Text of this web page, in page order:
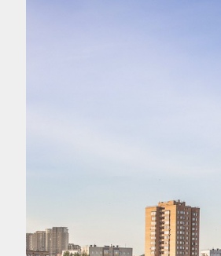
Проекты